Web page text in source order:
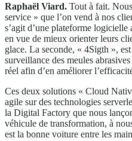
Raphaël Viard. Tout à fait.
service » que l’on vend à nos
s’agit d’une plateforme logicielle
en vue de mieux orienter leurs
glace. La seconde, « 4Sigth »,
surveillance des meules
réel afin d’en améliorer
Ces deux solutions « Cloud
agile sur des technologies
la Digital Factory que nous
véhicule de transformation, à
est la bonne voiture entre les